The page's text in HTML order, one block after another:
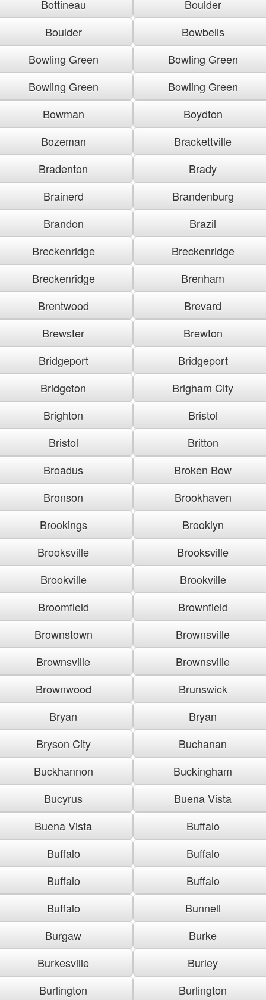
Bottineau
Boulder
Boulder
Bowbells
Bowling Green
Bowling Green
Bowling Green
Bowling Green
Bowman
Boydton
Bozeman
Brackettville
Bradenton
Brady
Brainerd
Brandenburg
Brandon
Brazil
Breckenridge
Breckenridge
Breckenridge
Brenham
Brentwood
Brevard
Brewster
Brewton
Bridgeport
Bridgeport
Bridgeton
Brigham City
Brighton
Bristol
Bristol
Britton
Broadus
Broken Bow
Bronson
Brookhaven
Brookings
Brooklyn
Brooksville
Brooksville
Brookville
Brookville
Broomfield
Brownfield
Brownstown
Brownsville
Brownsville
Brownsville
Brownwood
Brunswick
Bryan
Bryan
Bryson City
Buchanan
Buckhannon
Buckingham
Bucyrus
Buena Vista
Buena Vista
Buffalo
Buffalo
Buffalo
Buffalo
Buffalo
Buffalo
Bunnell
Burgaw
Burke
Burkesville
Burley
Burlington
Burlington